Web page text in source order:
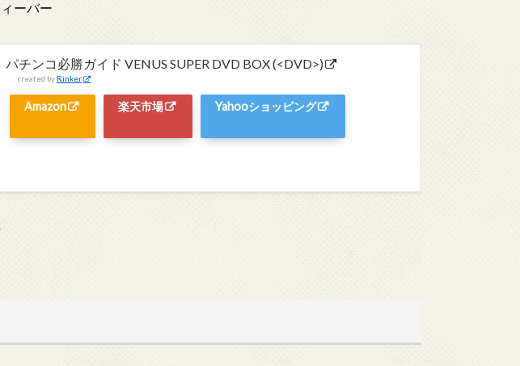
ーバー
パチンコ必勝ガイド VENUS SUPER DVD BOX (<DVD>)
created by Rinker
Amazon 楽天市場 Yahooショッピング